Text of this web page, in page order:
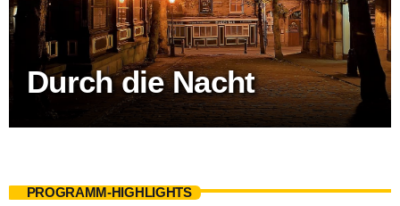
Durch die Nacht
PROGRAMM-HIGHLIGHTS